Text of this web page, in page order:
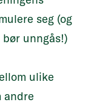
seg (og
unngås!)
ulike
andre